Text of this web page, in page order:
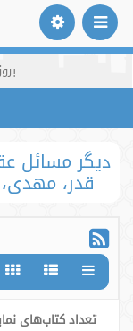
دیگر مسائل
قدر،
تعداد کتاب‌های